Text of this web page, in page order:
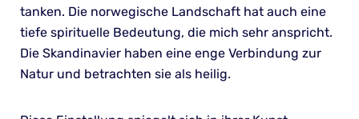
tanken. Die norwegische Landschaft hat auch eine
tiefe spirituelle Bedeutung, die mich sehr anspricht.
Die Skandinavier haben eine enge Verbindung zur
Natur und betrachten sie als heilig.